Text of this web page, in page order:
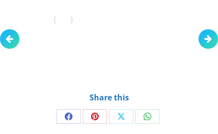
Share this
Share Share Share Share